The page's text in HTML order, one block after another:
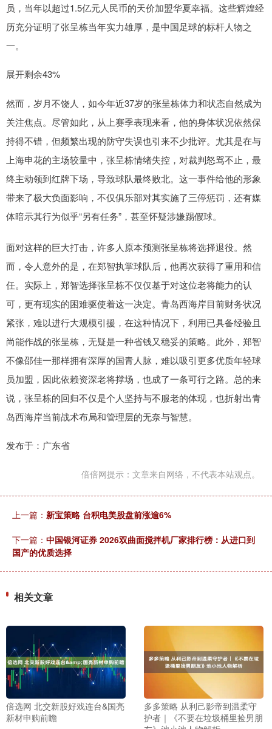
员，当年以超过1.5亿元人民币的天价加盟华夏幸福。这些辉煌经
历充分证明了张呈栋当年实力雄厚，是中国足球的标杆人物之
一。
展开剩余43%
然而，岁月不饶人，如今年近37岁的张呈栋体力和状态自然成为
关注焦点。尽管如此，从上赛季表现来看，他的身体状况依然保
持得不错，但频繁出现的防守失误也引来不少批评。尤其是在与
上海申花的主场较量中，张呈栋情绪失控，对裁判怒骂不止，最
终主动领到红牌下场，导致球队最终败北。这一事件给他的形象
带来了极大负面影响，不仅俱乐部对其实施了三停惩罚，还有媒
体暗示其行为似乎“另有任务”，甚至怀疑涉嫌踢假球。
面对这样的巨大打击，许多人原本预测张呈栋将选择退役。然
而，令人意外的是，在郑智执掌球队后，他再次获得了重用和信
任。实际上，郑智选择张呈栋不仅仅基于对这位老将能力的认
可，更有现实的困难驱使着这一决定。青岛西海岸目前财务状况
紧张，难以进行大规模引援，在这种情况下，利用已具备经验且
尚能作战的张呈栋，无疑是一种省钱又稳妥的策略。此外，郑智
不像邵佳一那样拥有深厚的国青人脉，难以吸引更多优质年轻球
员加盟，因此依赖资深老将撑场，也成了一条可行之路。总的来
说，张呈栋的回归不仅是个人坚持与不服老的体现，也折射出青
岛西海岸当前战术布局和管理层的无奈与智慧。
发布于：广东省
倍倍网提示：文章来自网络，不代表本站观点。
上一篇： 新宝策略 台积电美股盘前涨逾6%
下一篇： 中国银河证券 2026双曲面搅拌机厂家排行榜：从进口到
国产的优质选择
相关文章
倍选网 北交新股好戏连台&国亮
新材申购前瞻
多多策略 从利己影帝到温柔守
护者｜《不要在垃圾桶里捡男朋